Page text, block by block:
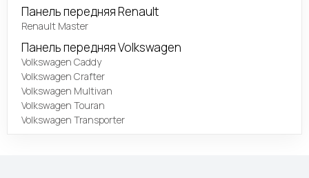
Панель передняя Renault
Renault Master
Панель передняя Volkswagen
Volkswagen Caddy
Volkswagen Crafter
Volkswagen Multivan
Volkswagen Touran
Volkswagen Transporter